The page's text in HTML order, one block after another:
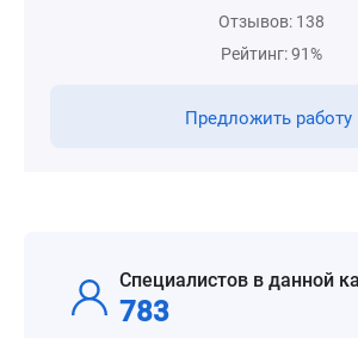
Отзывов: 138
Рейтинг: 91%
Предложить работу
Специалистов в данной
783